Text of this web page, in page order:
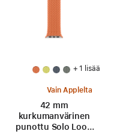
+ 1 lisää
Vain Applelta
42 mm
kurkumanvärinen
punottu Solo Loop